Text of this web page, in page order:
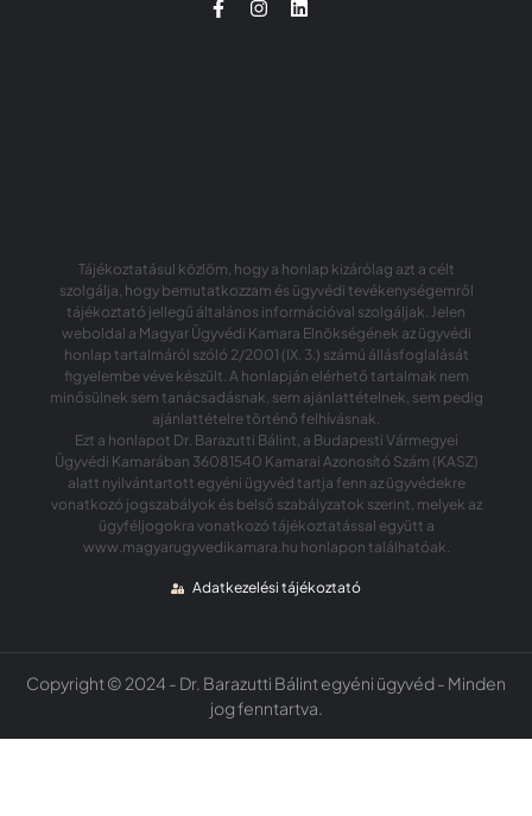
Tájékoztatásul közlöm, hogy a honlap kizárólag azt a célt
szolgálja, hogy bemutatkozzam és ügyvédi tevékenységemről
tájékoztató jellegű általános információval szolgáljak. Jelen
weboldal a Magyar Ügyvédi Kamara Elnökségének az ügyvédi
honlap tartalmáról szóló 2/2001 (IX. 3.) számú állásfoglalását
figyelembe véve készült. A honlapján elérhető tartalmak nem
minősülnek sem tanácsadásnak, sem ajánlattételnek, sem pedig
ajánlattételre történő felhívásnak.
Ezt a honlapot Dr. Barazutti Bálint, a Budapesti Vármegyei
Ügyvédi Kamarában 36081540 Kamarai Azonosító Szám (KASZ)
alatt nyilvántartott egyéni ügyvéd tartja fenn az ügyvédekre
vonatkozó jogszabályok és belső szabályzatok szerint, melyek az
ügyféljogokra vonatkozó tájékoztatással együtt a
www.magyarugyvedikamara.hu honlapon találhatóak.
Adatkezelési tájékoztató
Copyright © 2024 - Dr. Barazutti Bálint egyéni ügyvéd - Minden
jog fenntartva.